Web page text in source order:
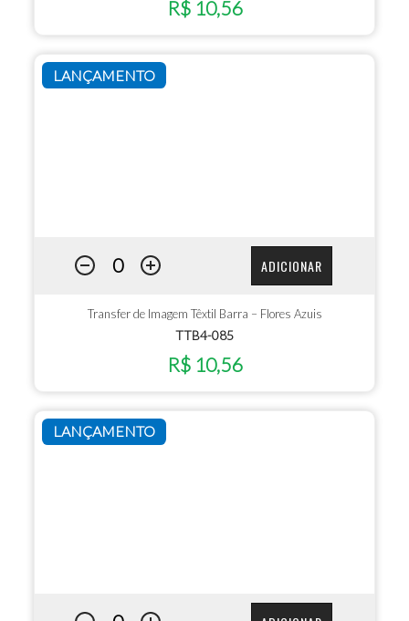
R$ 10,56
LANÇAMENTO
ADICIONAR
Transfer de Imagem Têxtil Barra – Flores Azuis
TTB4-085
R$ 10,56
LANÇAMENTO